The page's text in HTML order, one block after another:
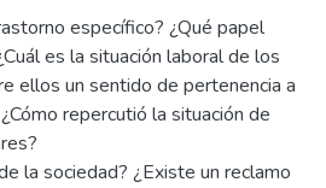
específico? ¿Qué papel
es la situación laboral de los
ellos un sentido de pertenencia a
repercutió la situación de
la sociedad? ¿Existe un reclamo